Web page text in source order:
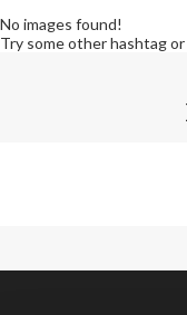
No images found!
Try some other hashtag